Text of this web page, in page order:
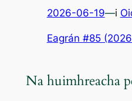
2026-06-19—i
Eagrán #85
Na huimhreacha